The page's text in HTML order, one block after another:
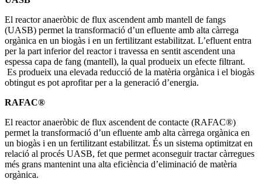
El reactor anaeròbic de flux ascendent amb mantell de fangs
(UASB) permet la transformació d’un efluente amb alta càrrega
orgànica en un biogàs i en un fertilitzant estabilitzat. L’efluent entra
per la part inferior del reactor i travessa en sentit ascendent una
espessa capa de fang (mantell), la qual produeix un efecte filtrant.
Es produeix una elevada reducció de la matèria orgànica i el biogàs
obtingut es pot aprofitar per a la generació d’energia.
RAFAC®
El reactor anaeròbic de flux ascendent de contacte (RAFAC®)
permet la transformació d’un efluente amb alta càrrega orgànica en
un biogàs i en un fertilitzant estabilitzat. És un sistema optimitzat en
relació al procés UASB, fet que permet aconseguir tractar càrregues
més grans mantenint una alta eficiència d’eliminació de matèria
orgànica.